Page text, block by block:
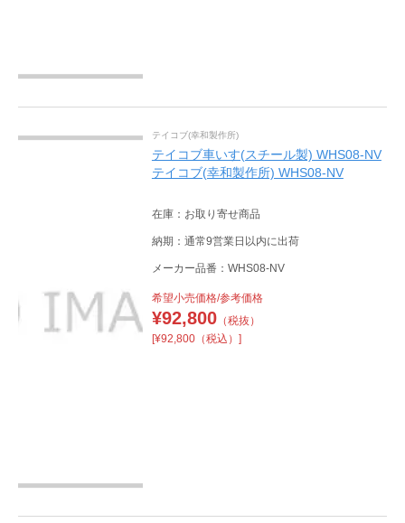
テイコブ(幸和製作所)
テイコブ車いす(スチール製) WHS08-NV
テイコブ(幸和製作所) WHS08-NV
在庫：お取り寄せ商品
納期：通常9営業日以内に出荷
メーカー品番：WHS08-NV
希望小売価格/参考価格
¥92,800（税抜）
[¥92,800（税込）]